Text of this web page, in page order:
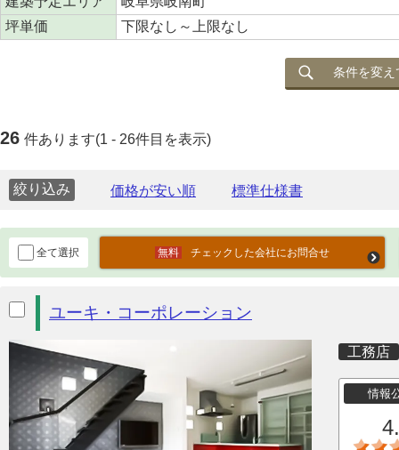
坪単価
下限なし～上限なし
条件を変え
26 件あります(1 - 26件目を表示)
絞り込み
全て選択 チェックした会社にお問合せ
ユーキ・コーポレーション
工務店
情報